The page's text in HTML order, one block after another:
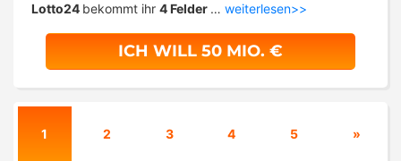
Lotto24 bekommt ihr 4 Felder … weiterlesen>>
ICH WILL 50 MIO. €
1 2 3 4 5 »